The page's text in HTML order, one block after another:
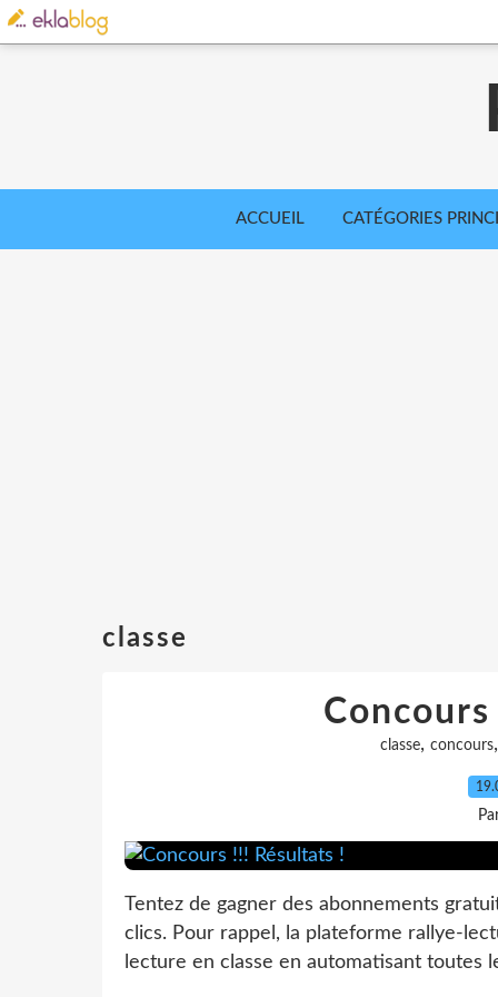
ACCUEIL CATÉGORIES
classe
classe, concours
Tentez de gagner des abonnements
clics. Pour rappel, la plateforme rallye-
lecture en classe en automatisant toutes